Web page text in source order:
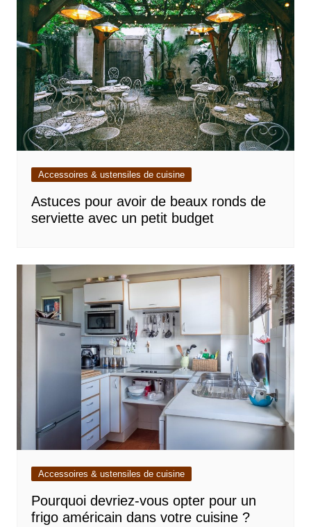
Accessoires & ustensiles de cuisine
Astuces pour avoir de beaux ronds de
serviette avec un petit budget
Accessoires & ustensiles de cuisine
Pourquoi devriez-vous opter pour un
frigo américain dans votre cuisine ?